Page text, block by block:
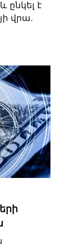
ընկել է
վրա.